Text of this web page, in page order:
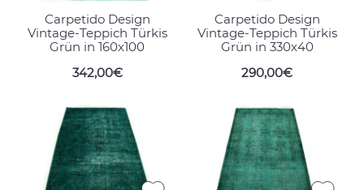
Carpetido Design
Vintage-Teppich Türkis
Grün in 160x100
342,00€
Carpetido Design
Vintage-Teppich Türkis
Grün in 330x40
290,00€